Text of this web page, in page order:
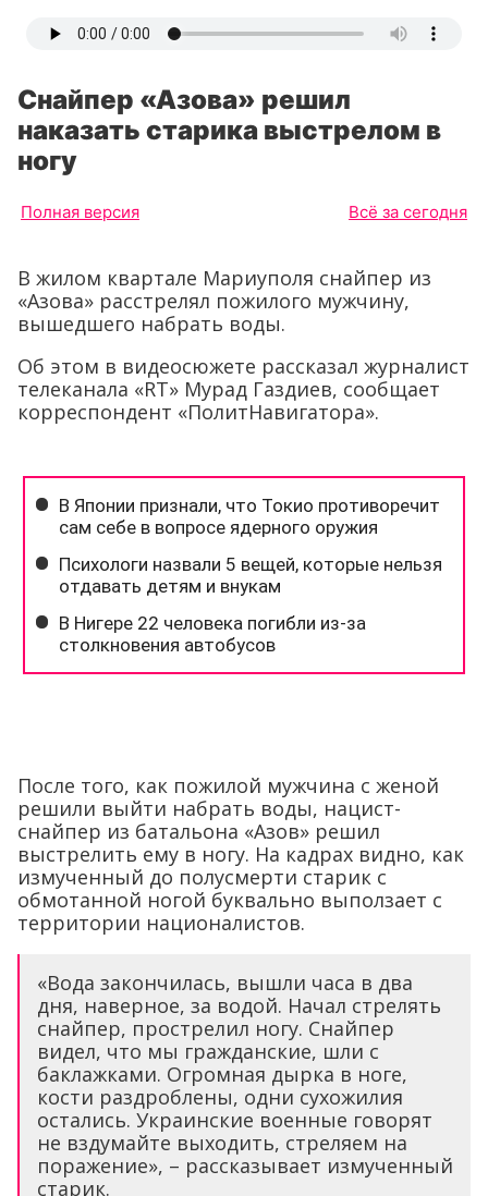
Снайпер «Азова» решил
наказать старика выстрелом в
ногу
Полная версия Всё за сегодня
В жилом квартале Мариуполя снайпер из
«Азова» расстрелял пожилого мужчину,
вышедшего набрать воды.
Об этом в видеосюжете рассказал журналист
телеканала «RT» Мурад Газдиев, сообщает
корреспондент «ПолитНавигатора».
После того, как пожилой мужчина с женой
решили выйти набрать воды, нацист-
снайпер из батальона «Азов» решил
выстрелить ему в ногу. На кадрах видно, как
измученный до полусмерти старик с
обмотанной ногой буквально выползает с
территории националистов.
«Вода закончилась, вышли часа в два
дня, наверное, за водой. Начал стрелять
снайпер, прострелил ногу. Снайпер
видел, что мы гражданские, шли с
баклажками. Огромная дырка в ноге,
кости раздроблены, одни сухожилия
остались. Украинские военные говорят
не вздумайте выходить, стреляем на
поражение», – рассказывает измученный
старик.